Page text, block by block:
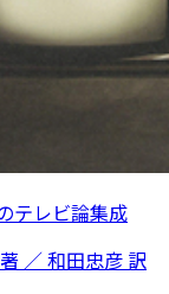
テレビ論集成
／ 和田忠彦 訳